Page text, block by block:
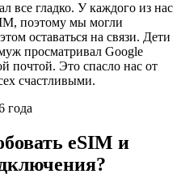
все гладко. У каждого из нас
поэтому мы могли
оставаться на связи. Дети
просматривал Google
почтой. Это спасло нас от
счастливыми.
года
eSIM и